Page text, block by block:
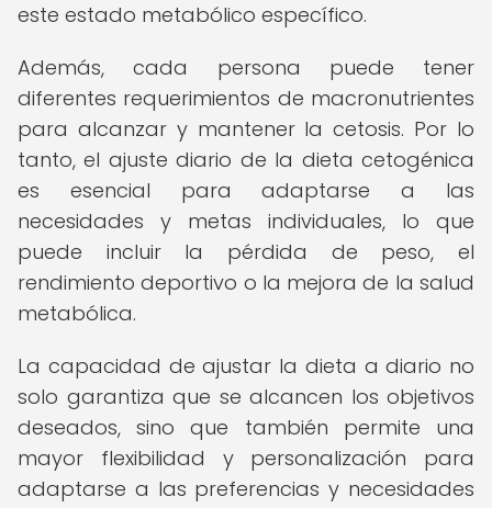
este estado metabólico específico.
Además, cada persona puede tener
diferentes requerimientos de macronutrientes
para alcanzar y mantener la cetosis. Por lo
tanto, el ajuste diario de la dieta cetogénica
es esencial para adaptarse a las
necesidades y metas individuales, lo que
puede incluir la pérdida de peso, el
rendimiento deportivo o la mejora de la salud
metabólica.
La capacidad de ajustar la dieta a diario no
solo garantiza que se alcancen los objetivos
deseados, sino que también permite una
mayor flexibilidad y personalización para
adaptarse a las preferencias y necesidades